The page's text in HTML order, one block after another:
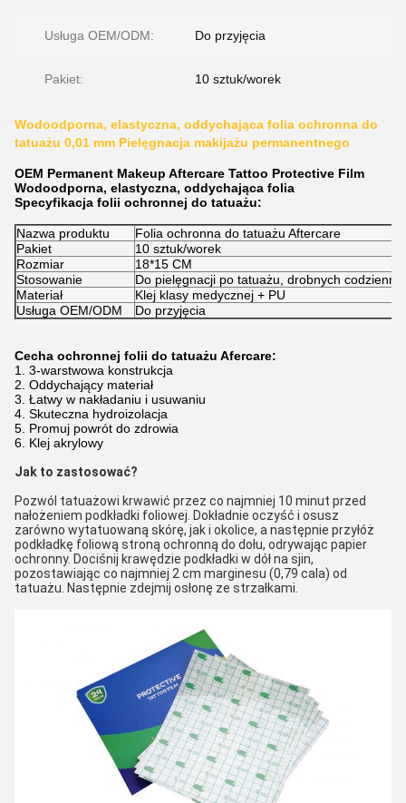
Usługa OEM/ODM: Do przyjęcia
Pakiet: 10 sztuk/worek
Wodoodporna, elastyczna, oddychająca folia ochronna do
tatuażu 0,01 mm Pielęgnacja makijażu permanentnego
OEM Permanent Makeup Aftercare Tattoo Protective Film
Wodoodporna, elastyczna, oddychająca folia
Specyfikacja folii ochronnej do tatuażu:
Nazwa produktu
Folia ochronna do tatuażu Aftercare
Pakiet
10 sztuk/worek
Rozmiar
18*15 CM
Stosowanie
Do pielęgnacji po tatuażu, drobnych
Materiał
Klej klasy medycznej + PU
Usługa OEM/ODM
Do przyjęcia
Cecha ochronnej folii do tatuażu Afercare:
1. 3-warstwowa konstrukcja
2. Oddychający materiał
3. Łatwy w nakładaniu i usuwaniu
4. Skuteczna hydroizolacja
5. Promuj powrót do zdrowia
6. Klej akrylowy
Jak to zastosować?
Pozwól tatuażowi krwawić przez co najmniej 10 minut przed
nałożeniem podkładki foliowej. Dokładnie oczyść i osusz
zarówno wytatuowaną skórę, jak i okolice, a następnie przyłóż
podkładkę foliową stroną ochronną do dołu, odrywając papier
ochronny. Dociśnij krawędzie podkładki w dół na sjin,
pozostawiając co najmniej 2 cm marginesu (0,79 cala) od
tatuażu. Następnie zdejmij osłonę ze strzałkami.